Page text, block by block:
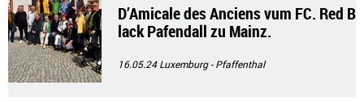
D’Amicale des Anciens vum FC. Red B
lack Pafendall zu Mainz.
16.05.24Luxemburg - Pfaffenthal